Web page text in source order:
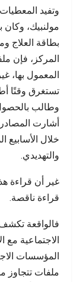
وتفيد
مولنبيك،
بطاقة العلاج
المركز، فإن
المعمول بها،
تستغرق وقتًا
وطالب
أشارت
خلال الأسابيع
والتهديدي.
غير أن قراءة
قراءة ناقصة.
فالواقعة
الاجتماعية
المؤسسات
ملفات تتجاوز